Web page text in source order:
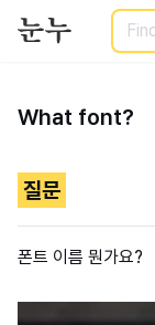
What font?
질문
폰트 이름 뭔가요?